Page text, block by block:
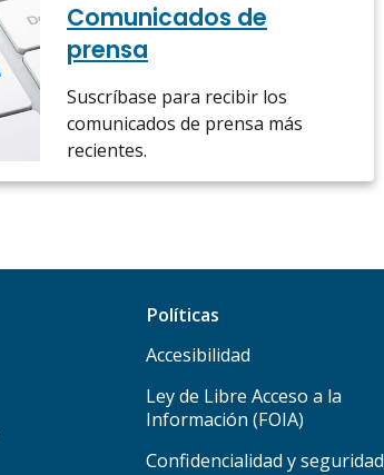
Comunicados de
prensa
Suscríbase para recibir los
comunicados de prensa más
recientes.
Políticas
Accesibilidad
Ley de Libre Acceso a la
Información (FOIA)
Confidencialidad y seguridad